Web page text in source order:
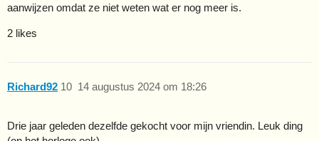
aanwijzen omdat ze niet weten wat er nog meer is.
2 likes
Richard92 14 augustus 2024 om 18:26
10
Drie jaar geleden dezelfde gekocht voor mijn vriendin. Leuk ding